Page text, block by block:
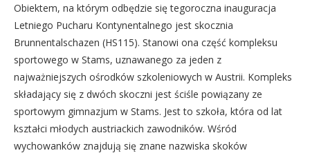
Obiektem, na którym odbędzie się tegoroczna inauguracja
Letniego Pucharu Kontynentalnego jest skocznia
Brunnentalschazen (HS115). Stanowi ona część kompleksu
sportowego w Stams, uznawanego za jeden z
najważniejszych ośrodków szkoleniowych w Austrii. Kompleks
składający się z dwóch skoczni jest ściśle powiązany ze
sportowym gimnazjum w Stams. Jest to szkoła, która od lat
kształci młodych austriackich zawodników. Wśród
wychowanków znajdują się znane nazwiska skoków